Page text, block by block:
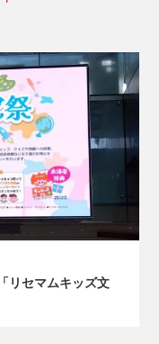
リセマムキッズ文